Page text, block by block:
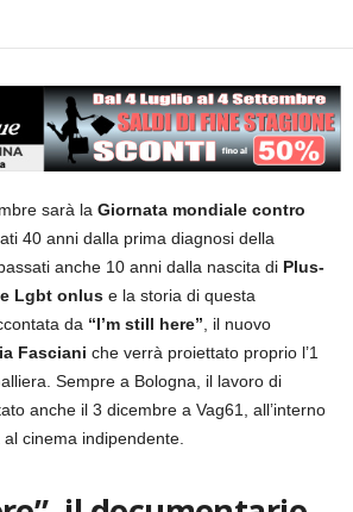
sarà la Giornata mondiale contro
40 anni dalla prima diagnosi della
anche 10 anni dalla nascita di Plus-
Lgbt onlus e la storia di questa
da “I’m still here”, il nuovo
Fasciani che verrà proiettato proprio l’1
Sempre a Bologna, il lavoro di
anche il 3 dicembre a Vag61, all’interno
cinema indipendente.